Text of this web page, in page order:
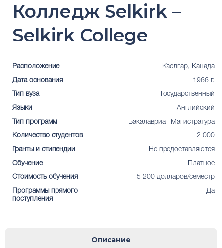
Колледж Selkirk –
Selkirk College
Расположение Каслгар, Канада
Дата основания 1966 г.
Тип вуза Государственный
Языки Английский
Тип программ Бакалавриат Магистратура
Количество студентов 2 000
Гранты и стипендии Не предоставляются
Обучение Платное
Стоимость обучения 5 200 долларов/семестр
Программы прямого
поступления
Да
Описание